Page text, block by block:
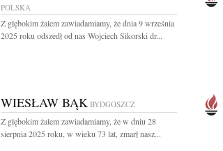
POLSKA
Z głębokim żalem zawiadamiamy, że dnia 9 września
2025 roku odszedł od nas Wojciech Sikorski dr...
WIESŁAW BĄK BYDGOSZCZ
Z głębokim żalem zawiadamiamy, że w dniu 28
sierpnia 2025 roku, w wieku 73 lat, zmarł nasz...